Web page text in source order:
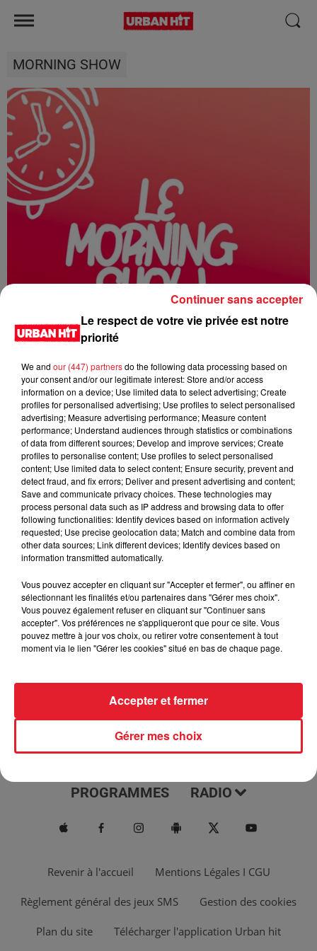
MORNING SHOW
0:00 2 min 26 sec
13 mai 2026 - 2 min 26 sec
MORNING SHOW 08H05 du 13.05.2026
Le Morning Show
ACTUS MUSIQUES
PROGRAMMES RADIO
Revenir à l'accueil Mentions Légales I CGU
Règlement général des jeux SMS Gestion des cookies
Plan du site Télécharger l'application Urban hit
Le respect de votre vie privée est notre
priorité
We and our (447) partnersdo the following data processing based on
your consent and/or our legitimate interest: Store and/or access
information on a device; Use limited data to select advertising; Create
profiles for personalised advertising; Use profiles to select personalised
advertising; Measure advertising performance; Measure content
performance; Understand audiences through statistics or combinations
of data from different sources; Develop and improve services; Create
profiles to personalise content; Use profiles to select personalised
content; Use limited data to select content; Ensure security, prevent and
detect fraud, and fix errors; Deliver and present advertising and content;
Save and communicate privacy choices. These technologies may
process personal data such as IP address and browsing data to offer
following functionalities: Identify devices based on information actively
requested; Use precise geolocation data; Match and combine data from
other data sources; Link different devices; Identify devices based on
information transmitted automatically.
Vous pouvez accepter en cliquant sur "Accepter et fermer", ou affiner en
sélectionnant les finalités et/ou partenaires dans "Gérer mes choix".
Vous pouvez également refuser en cliquant sur "Continuer sans
accepter". Vos préférences ne s'appliqueront que pour ce site. Vous
pouvez mettre à jour vos choix, ou retirer votre consentement à tout
moment via le lien "Gérer les cookies" situé en bas de chaque page.
Gérer mes choix
Accepter et fermer
Continuer sans accepter